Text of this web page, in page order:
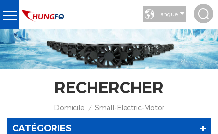
Langue
RECHERCHER
Domicile / Small-Electric-Motor
CATÉGORIES